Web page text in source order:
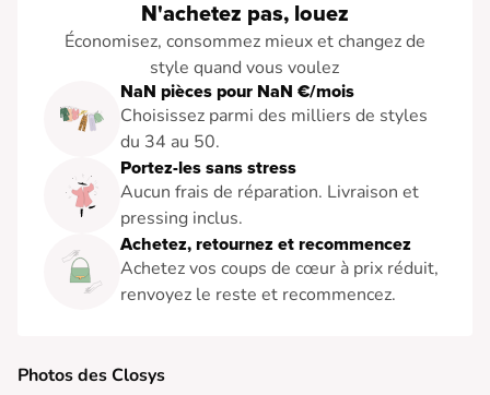
N'achetez pas, louez
Économisez, consommez mieux et changez de
style quand vous voulez
NaN pièces pour NaN €/mois
Choisissez parmi des milliers de styles
du 34 au 50.
Portez-les sans stress
Aucun frais de réparation. Livraison et
pressing inclus.
Achetez, retournez et recommencez
Achetez vos coups de cœur à prix réduit,
renvoyez le reste et recommencez.
Photos des Closys